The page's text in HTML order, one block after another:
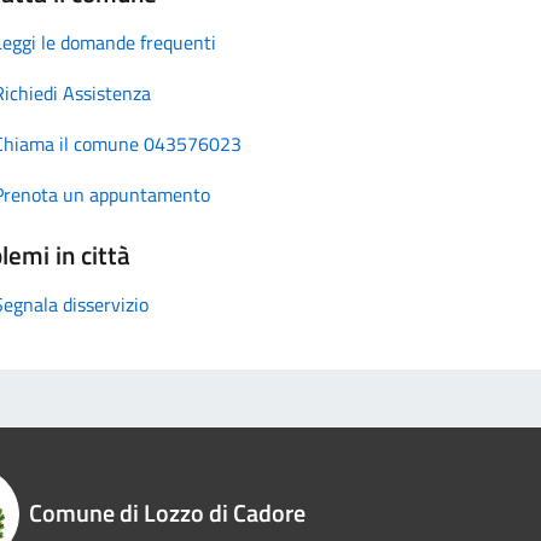
le domande frequenti
Assistenza
il comune 043576023
un appuntamento
in città
disservizio
Comune di Lozzo di Cadore